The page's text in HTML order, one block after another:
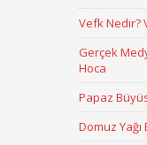
Vefk Nedir?
Gerçek
Hoca
Papaz
Domuz